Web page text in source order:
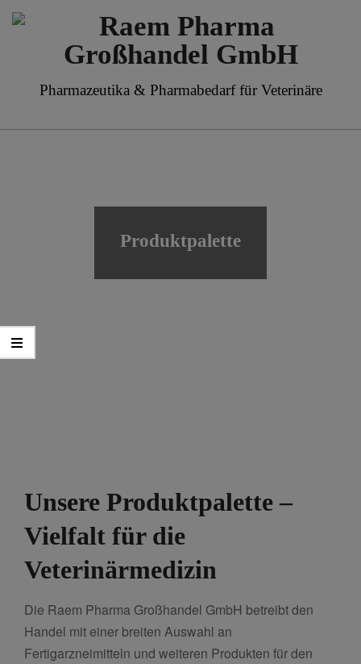
Skip
Raem
Großhandel
Pharmazeutika & Pharmabedarf für Veterinäre
Primary
Produktpalette
Unsere Produktpalette –
Vielfalt für die
Veterinärmedizin
Die Raem Pharma Großhandel GmbH betreibt den
Handel mit einer breiten Auswahl an
Fertigarzneimitteln und weiteren Produkten für den